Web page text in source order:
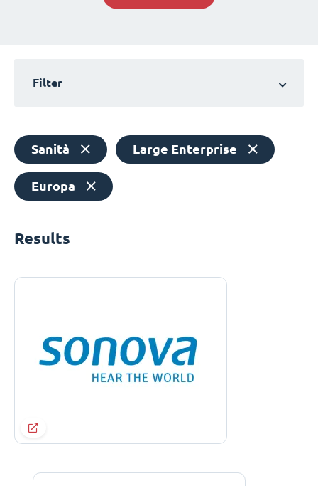
Filter
Sanità Large Enterprise
Europa
Results